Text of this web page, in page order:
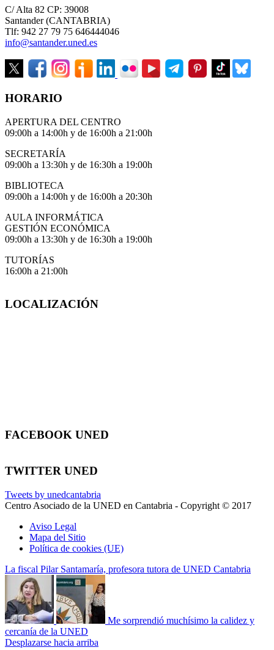
C/ Alta 82 CP: 39008
Santander (CANTABRIA)
Tlf: 942 27 79 75 646444046
info@santander.uned.es
HORARIO
APERTURA DEL CENTRO
09:00h a 14:00h y de 16:00h a 21:00h
SECRETARÍA
09:00h a 13:30h y de 16:30h a 19:00h
BIBLIOTECA
09:00h a 14:00h y de 16:00h a 20:30h
AULA INFORMÁTICA
GESTIÓN ECONÓMICA
09:00h a 13:30h y de 16:30h a 19:00h
TUTORÍAS
16:00h a 21:00h
LOCALIZACIÓN
FACEBOOK UNED
TWITTER UNED
Tweets by unedcantabria
Centro Asociado de la UNED en Cantabria - Copyright © 2017
Aviso Legal
Mapa del Sitio
Política de cookies (UE)
La fiscal Pilar Santamaría, profesora tutora de UNED Cantabria
Me sorprendió muchísimo la calidez y
cercanía de la UNED
Desplazarse hacia arriba